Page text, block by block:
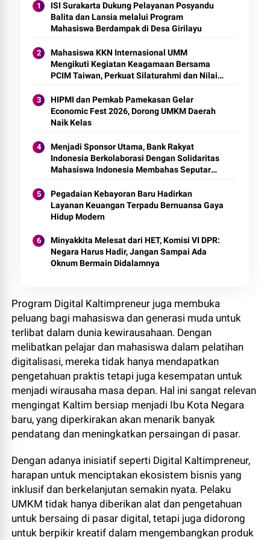
ISI Surakarta Dukung Pelayanan Posyandu
Balita dan Lansia melalui Program
Mahasiswa Berdampak di Desa Girilayu
Mahasiswa KKN Internasional UMM
Mengikuti Kegiatan Keagamaan Bersama
PCIM Taiwan, Perkuat Silaturahmi dan Nilai
HIPMI dan Pemkab Pamekasan Gelar
Economic Fest 2026, Dorong UMKM Daerah
Naik Kelas
Menjadi Sponsor Utama, Bank Rakyat
Indonesia Berkolaborasi Dengan Solidaritas
Mahasiswa Indonesia Membahas Seputar
Pegadaian Kebayoran Baru Hadirkan
Layanan Keuangan Terpadu Bernuansa Gaya
Hidup Modern
Minyakkita Melesat dari HET, Komisi VI DPR:
Negara Harus Hadir, Jangan Sampai Ada
Oknum Bermain Didalamnya
Program Digital Kaltimpreneur juga membuka
peluang bagi mahasiswa dan generasi muda untuk
terlibat dalam dunia kewirausahaan. Dengan
melibatkan pelajar dan mahasiswa dalam pelatihan
digitalisasi, mereka tidak hanya mendapatkan
pengetahuan praktis tetapi juga kesempatan untuk
menjadi wirausaha masa depan. Hal ini sangat relevan
mengingat Kaltim bersiap menjadi Ibu Kota Negara
baru, yang diperkirakan akan menarik banyak
pendatang dan meningkatkan persaingan di pasar.
Dengan adanya inisiatif seperti Digital Kaltimpreneur,
harapan untuk menciptakan ekosistem bisnis yang
inklusif dan berkelanjutan semakin nyata. Pelaku
UMKM tidak hanya diberikan alat dan pengetahuan
untuk bersaing di pasar digital, tetapi juga didorong
untuk berpikir kreatif dalam mengembangkan produk